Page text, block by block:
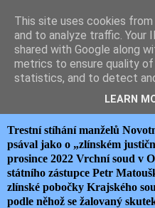
JEMELIK
pondělí 26. prosince 2022
NOVINÁŘSKÁ
Trestní stíhání manželů
psával jako o „zlínském
prosince 2022 Vrchní soud v
státního zástupce Petr
zlínské pobočky Krajského
podle něhož se žalovaný
This site uses cookies
and to analyze traffic. Your
shared with Google along
metrics to ensure quality
statistics, and to detect
LEARN